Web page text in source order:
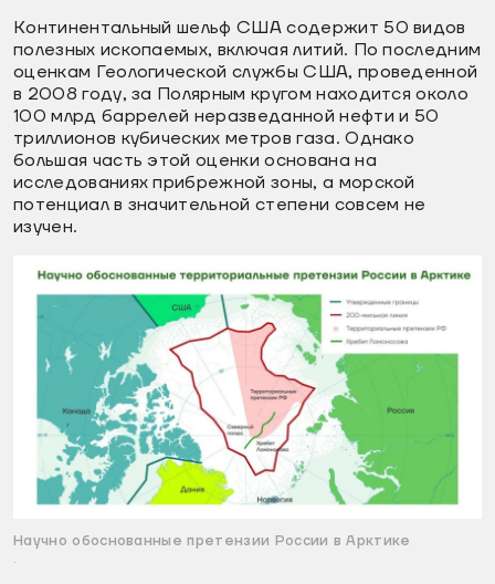
Континентальный шельф США содержит 50 видов
полезных ископаемых, включая литий. По последним
оценкам Геологической службы США, проведенной
в 2008 году, за Полярным кругом находится около
100 млрд баррелей неразведанной нефти и 50
триллионов кубических метров газа. Однако
большая часть этой оценки основана на
исследованиях прибрежной зоны, а морской
потенциал в значительной степени совсем не
изучен.
Научно обоснованные претензии России в Арктике
.